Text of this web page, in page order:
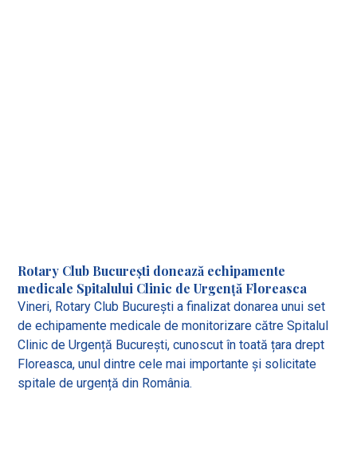
Rotary Club București donează echipamente
medicale Spitalului Clinic de Urgență Floreasca
Vineri, Rotary Club București a finalizat donarea unui set
de echipamente medicale de monitorizare către Spitalul
Clinic de Urgență București, cunoscut în toată țara drept
Floreasca, unul dintre cele mai importante și solicitate
spitale de urgență din România.